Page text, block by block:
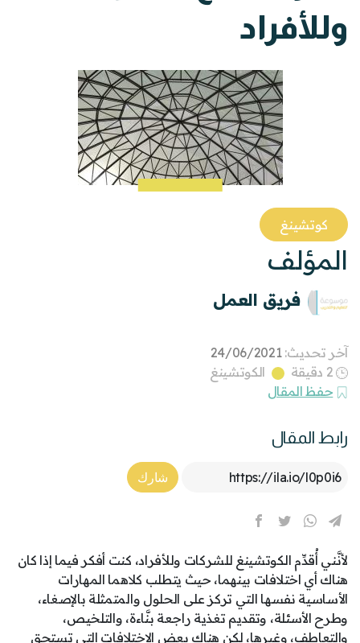
وللأفراد
كوتشينغ
المؤلف
فريق العمل
آخر تحديث:24/06/2021
2 دقيقة
الكوتشينغ
حفظ المقال
رابط المقال
Article Link
شارك
لأنَّني أُقدِّم الكوتشينغ للشركات وللأفراد، كنت أفكر فيما إذا كان
هناك أي اختلافات بينهما، حيث يتطلب كلاهما المهارات
الأساسية نفسها التي تركز على الحلول والمتمثلة بالإصغاء،
وطرح الأسئلة، وتقديم تغذية راجعة بنَّاءة، والتلخيص،
والتعاطف، وغيرها، لكن هناك بعض الاختلافات التي تستحق